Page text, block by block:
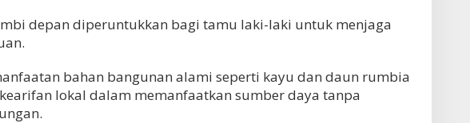
depan diperuntukkan bagi tamu laki-laki untuk menjaga
bahan bangunan alami seperti kayu dan daun rumbia
lokal dalam memanfaatkan sumber daya tanpa